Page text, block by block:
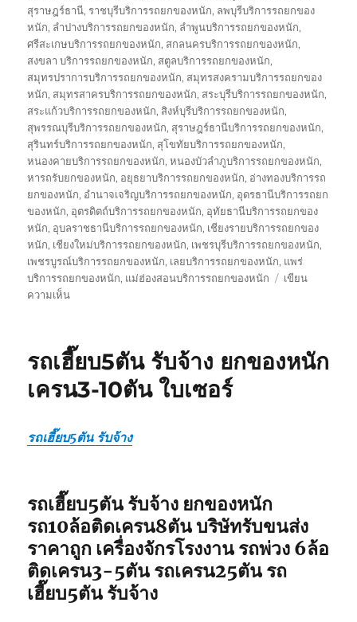
สุราษฎร์ธานี,ราชบุรีบริการรถยกของหนัก, ลพบุรีบริการรถยกของ
หนัก, ลำปางบริการรถยกของหนัก, ลำพูนบริการรถยกของหนัก,
ศรีสะเกษบริการรถยกของหนัก, สกลนครบริการรถยกของหนัก,
สงขลา บริการรถยกของหนัก, สตูลบริการรถยกของหนัก,
สมุทรปราการบริการรถยกของหนัก, สมุทรสงครามบริการรถยกของ
หนัก, สมุทรสาครบริการรถยกของหนัก, สระบุรีบริการรถยกของหนัก,
สระแก้วบริการรถยกของหนัก, สิงห์บุรีบริการรถยกของหนัก,
สุพรรณบุรีบริการรถยกของหนัก, สุราษฎร์ธานีบริการรถยกของหนัก,
สุรินทร์บริการรถยกของหนัก, สุโขทัยบริการรถยกของหนัก,
หนองคายบริการรถยกของหนัก,หนองบัวลำภูบริการรถยกของหนัก,
หารถรับยกของหนัก, อยุธยาบริการรถยกของหนัก, อ่างทองบริการรถ
ยกของหนัก, อำนาจเจริญบริการรถยกของหนัก, อุดรธานีบริการรถยก
ของหนัก, อุตรดิตถ์บริการรถยกของหนัก, อุทัยธานีบริการรถยกของ
หนัก, อุบลราชธานีบริการรถยกของหนัก, เชียงรายบริการรถยกของ
หนัก, เชียงใหม่บริการรถยกของหนัก, เพชรบุรีบริการรถยกของหนัก,
เพชรบูรณ์บริการรถยกของหนัก, เลยบริการรถยกของหนัก, แพร่
บริการรถยกของหนัก, แม่ฮ่องสอนบริการรถยกของหนัก
เขียน
ความเห็นบน
ยก
ของ
10ล้อ
เครน
5ตัน
รถเฮี๊ยบ5ตัน รับจ้าง ยกของหนัก
เครน3-10ตัน ใบเซอร์
รถเฮี๊ยบ5ตัน รับจ้าง
รถเฮี๊ยบ5ตัน รับจ้าง ยกของหนัก
รถ10ล้อติดเครน8ตัน บริษัทรับขนส่ง
ราคาถูก เครื่องจักรโรงงาน รถพ่วง 6ล้อ
ติดเครน3-5ตัน รถเครน25ตัน รถ
เฮี๊ยบ5ตัน รับจ้าง